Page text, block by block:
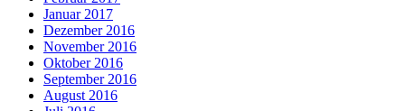
Januar 2017
Dezember 2016
November 2016
Oktober 2016
September 2016
August 2016